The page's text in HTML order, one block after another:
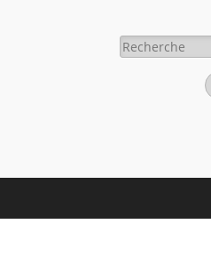
Rechercher :